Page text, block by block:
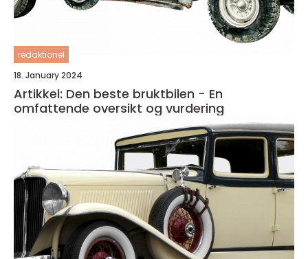
redaktionel
18. January 2024
Artikkel: Den beste bruktbilen - En
omfattende oversikt og vurdering